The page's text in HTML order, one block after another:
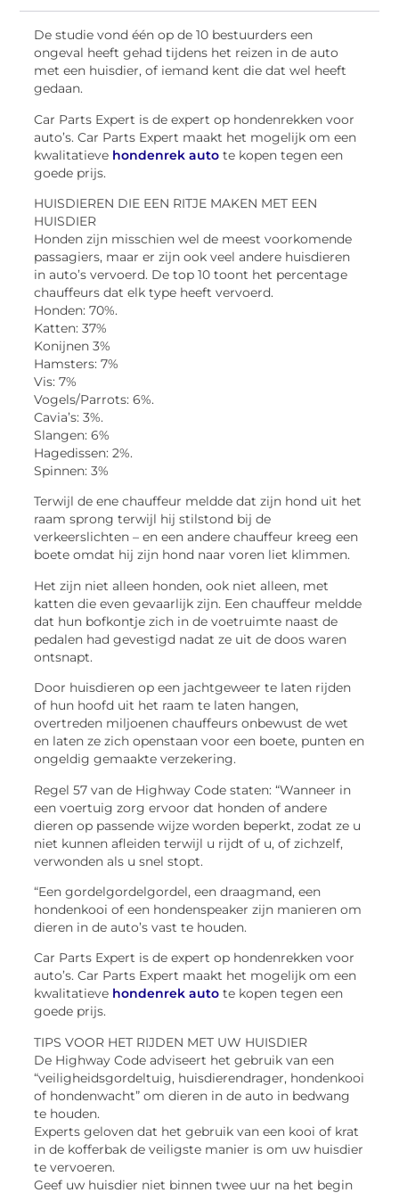
De studie vond één op de 10 bestuurders een
ongeval heeft gehad tijdens het reizen in de auto
met een huisdier, of iemand kent die dat wel heeft
gedaan.
Car Parts Expert is de expert op hondenrekken voor
auto’s. Car Parts Expert maakt het mogelijk om een
kwalitatieve hondenrek auto te kopen tegen een
goede prijs.
HUISDIEREN DIE EEN RITJE MAKEN MET EEN
HUISDIER
Honden zijn misschien wel de meest voorkomende
passagiers, maar er zijn ook veel andere huisdieren
in auto’s vervoerd. De top 10 toont het percentage
chauffeurs dat elk type heeft vervoerd.
Honden: 70%.
Katten: 37%
Konijnen 3%
Hamsters: 7%
Vis: 7%
Vogels/Parrots: 6%.
Cavia’s: 3%.
Slangen: 6%
Hagedissen: 2%.
Spinnen: 3%
Terwijl de ene chauffeur meldde dat zijn hond uit het
raam sprong terwijl hij stilstond bij de
verkeerslichten – en een andere chauffeur kreeg een
boete omdat hij zijn hond naar voren liet klimmen.
Het zijn niet alleen honden, ook niet alleen, met
katten die even gevaarlijk zijn. Een chauffeur meldde
dat hun bofkontje zich in de voetruimte naast de
pedalen had gevestigd nadat ze uit de doos waren
ontsnapt.
Door huisdieren op een jachtgeweer te laten rijden
of hun hoofd uit het raam te laten hangen,
overtreden miljoenen chauffeurs onbewust de wet
en laten ze zich openstaan voor een boete, punten en
ongeldig gemaakte verzekering.
Regel 57 van de Highway Code staten: “Wanneer in
een voertuig zorg ervoor dat honden of andere
dieren op passende wijze worden beperkt, zodat ze u
niet kunnen afleiden terwijl u rijdt of u, of zichzelf,
verwonden als u snel stopt.
“Een gordelgordelgordel, een draagmand, een
hondenkooi of een hondenspeaker zijn manieren om
dieren in de auto’s vast te houden.
Car Parts Expert is de expert op hondenrekken voor
auto’s. Car Parts Expert maakt het mogelijk om een
kwalitatieve hondenrek auto te kopen tegen een
goede prijs.
TIPS VOOR HET RIJDEN MET UW HUISDIER
De Highway Code adviseert het gebruik van een
“veiligheidsgordeltuig, huisdierendrager, hondenkooi
of hondenwacht” om dieren in de auto in bedwang
te houden.
Experts geloven dat het gebruik van een kooi of krat
in de kofferbak de veiligste manier is om uw huisdier
te vervoeren.
Geef uw huisdier niet binnen twee uur na het begin